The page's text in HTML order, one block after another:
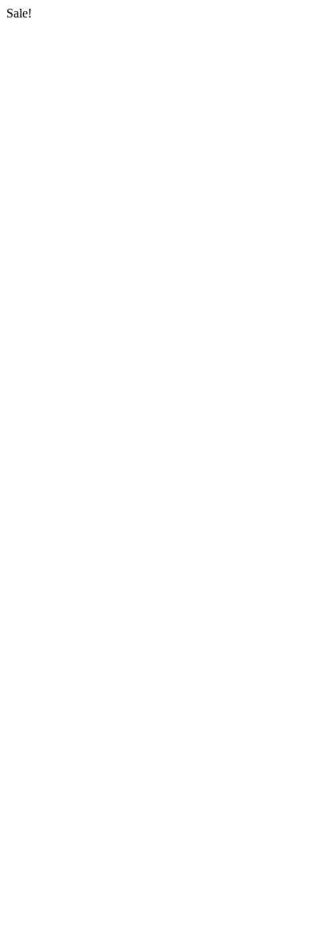
Sale!